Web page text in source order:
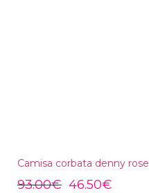
Camisa corbata denny rose
93.00€ 46.50€